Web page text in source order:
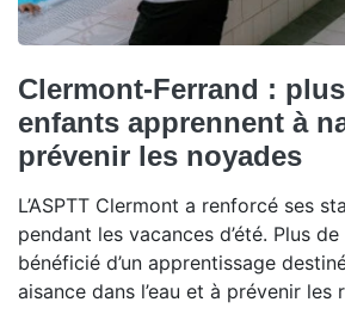
Clermont-Ferrand :
enfants apprennent à
prévenir les noyades
L’ASPTT Clermont a renforcé ses
pendant les vacances d’été. Plus
bénéficié d’un apprentissage
aisance dans l’eau et à prévenir les